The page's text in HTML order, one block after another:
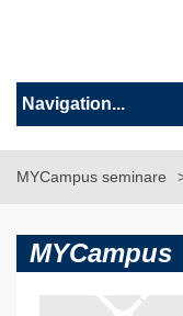
MYCampus seminare
MYCampus